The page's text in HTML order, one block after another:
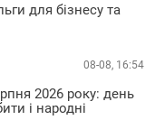
для бізнесу та
08-08, 16:54
2026 року: день
і народні